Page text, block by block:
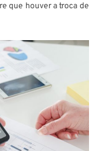
que houver a troca de